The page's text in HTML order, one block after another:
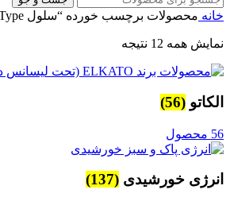
خانه محصولات برچسب خورده “سلول N-Type”
نمایش همه 12 نتیجه
الکاتو (56)
56 محصول
انرژی خورشیدی (137)